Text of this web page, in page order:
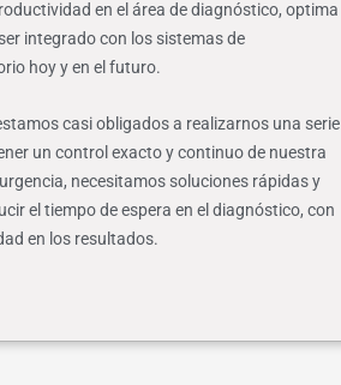
en el área de diagnóstico, optima
integrado con los sistemas de
hoy y en el futuro.
casi obligados a realizarnos una serie
un control exacto y continuo de nuestra
necesitamos soluciones rápidas y
el tiempo de espera en el diagnóstico, con
en los resultados.